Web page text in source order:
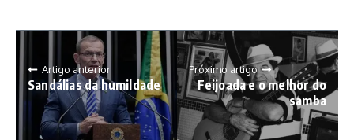
Artigo anterior
Sandálias da humildade
Próximo artigo
Feijoada e o melhor do
samba